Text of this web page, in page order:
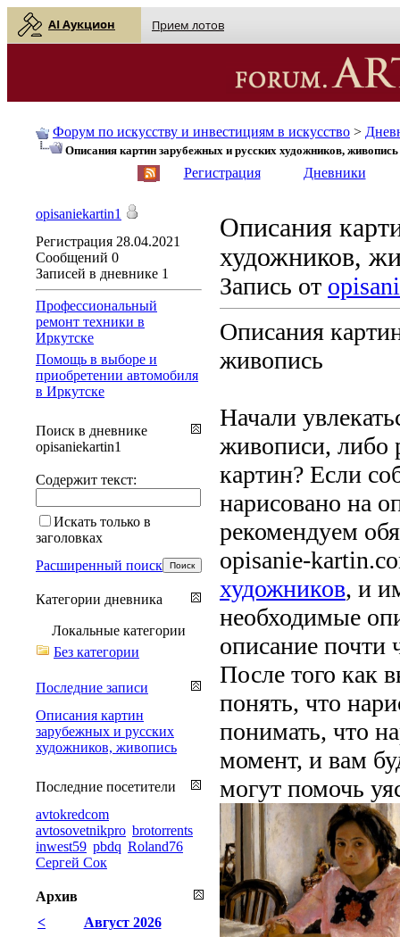
AI Аукцион Прием лотов
Форум по искусству и инвестициям в искусство >
Описания картин зарубежных и русских художников, живопись
Регистрация Дневники
Описания
художников,
Запись от
Описания
живопись
Начали
живописи, либо
картин? Если
нарисовано на
рекомендуем
opisanie-
художников, и
необходимые
описание почти
После того как
понять, что
понимать, что
момент, и вам
могут помочь
opisaniekartin1
Регистрация 28.04.2021
Сообщений 0
Записей в дневнике 1
Профессиональный
ремонт техники в
Иркутске
Помощь в выборе и
приобретении автомобиля
в Иркутске
Поиск в дневнике
opisaniekartin1
Содержит текст:
Искать только в
заголовках
Расширенный поиск
Категории дневника
Локальные категории
Без категории
Последние записи
Описания картин
зарубежных и русских
художников, живопись
Последние посетители
avtokredcom
avtosovetnikpro brotorrents
inwest59 pbdq Roland76
Сергей Сок
Архив
<
Август 2026